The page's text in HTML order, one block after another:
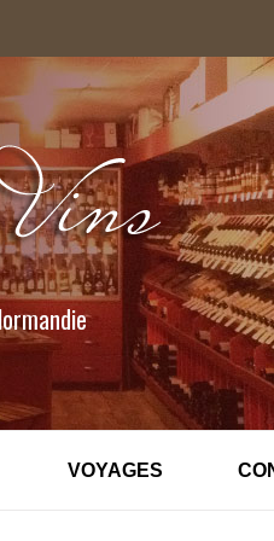
VOYAGES